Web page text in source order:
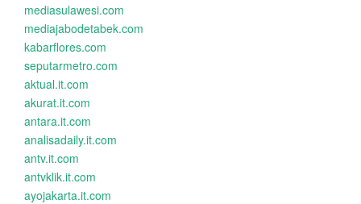
mediasulawesi.com
mediajabodetabek.com
kabarflores.com
seputarmetro.com
aktual.it.com
akurat.it.com
antara.it.com
analisadaily.it.com
antv.it.com
antvklik.it.com
ayojakarta.it.com